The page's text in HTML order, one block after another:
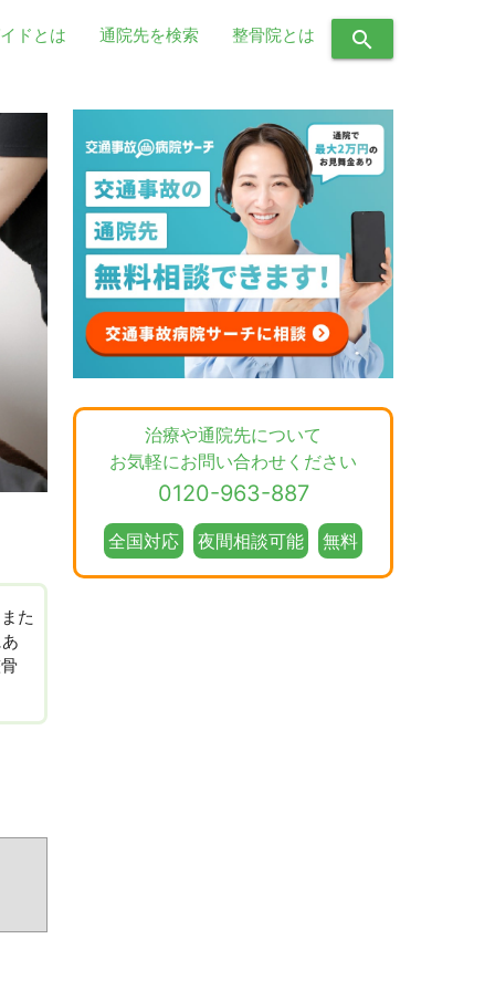
ドとは 通院先を検索 整骨院とは search
た
治療や通院先について
お気軽にお問い合わせください
0120-963-887
全国対応 夜間相談可能 無料